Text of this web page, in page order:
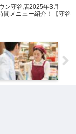
ン守谷店2025年3月
間メニュー紹介！【守谷